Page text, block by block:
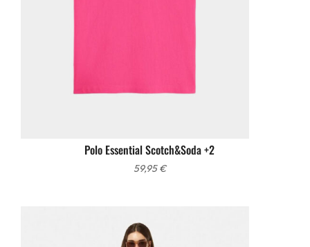
Polo Essential Scotch&Soda +2
59,95€